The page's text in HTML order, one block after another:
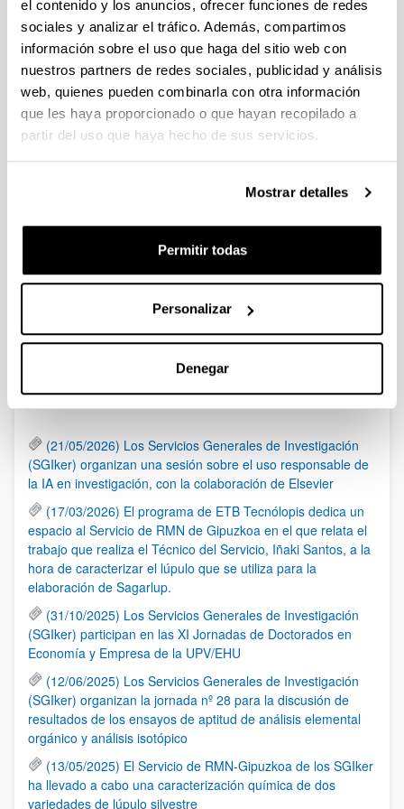
el contenido y los anuncios, ofrecer funciones de redes
sociales y analizar el tráfico. Además, compartimos
información sobre el uso que haga del sitio web con
nuestros partners de redes sociales, publicidad y análisis
web, quienes pueden combinarla con otra información
que les haya proporcionado o que hayan recopilado a
partir del uso que haya hecho de sus servicios.
Mostrar detalles
Permitir todas
Personalizar
Denegar
Se ha publicado la propuesta de adjudicación.
PIFG22/58: “Decoding speech and language from the
human brain”
Plazo de presentación cerrado: 22/03/2023 - 14/04/2023 23:59
Se ha publicado la propuesta de adjudicación
PIFG22/61: “Síntesis de dispersiones acuosas de
Páginas intermedias Use TAB para desplazarse.
Página Página
RSS
(21/05/2026) Los Servicios Generales de Investigación
(SGIker) organizan una sesión sobre el uso responsable de
la IA en investigación, con la colaboración de Elsevier
(17/03/2026) El programa de ETB Tecnólopis dedica un
espacio al Servicio de RMN de Gipuzkoa en el que relata el
trabajo que realiza el Técnico del Servicio, Iñaki Santos, a la
hora de caracterizar el lúpulo que se utiliza para la
elaboración de Sagarlup.
(31/10/2025) Los Servicios Generales de Investigación
(SGIker) participan en las XI Jornadas de Doctorados en
Economía y Empresa de la UPV/EHU
(12/06/2025) Los Servicios Generales de Investigación
(SGIker) organizan la jornada nº 28 para la discusión de
resultados de los ensayos de aptitud de análisis elemental
orgánico y análisis isotópico
(13/05/2025) El Servicio de RMN-Gipuzkoa de los SGIker
ha llevado a cabo una caracterización química de dos
variedades de lúpulo silvestre